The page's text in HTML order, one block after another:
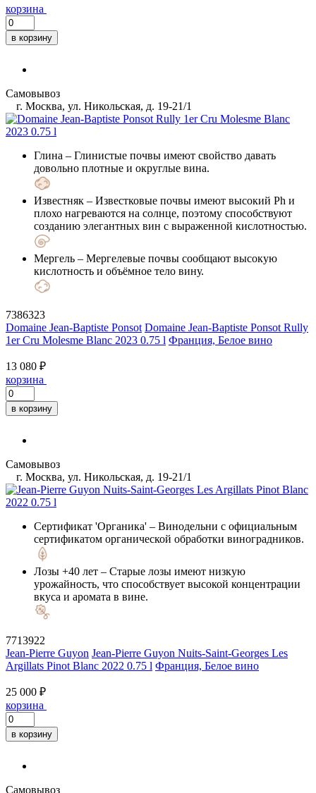
корзина
в корзину
Самовывоз
г. Москва, ул. Никольская, д. 19-21/1
Глина – Глинистые почвы имеют свойство давать
довольно плотные и округлые вина.
Известняк – Известковые почвы имеют высокий Ph и
плохо нагреваются на солнце, поэтому способствуют
созданию элегантных вин с выраженной кислотностью.
Мергель – Мергелевые почвы сообщают высокую
кислотность и объёмное тело вину.
7386323
Domaine Jean-Baptiste Ponsot Domaine Jean-Baptiste Ponsot Rully
1er Cru Molesme Blanc 2023 0.75 l Франция, Белое вино
13 080 ₽
корзина
в корзину
Самовывоз
г. Москва, ул. Никольская, д. 19-21/1
Сертификат 'Органика' – Винодельни с официальным
сертификатом органической обработки виноградников.
Лозы +40 лет – Старые лозы имеют низкую
урожайность, что способствует высокой концентрации
вкуса и аромата в вине.
7713922
Jean-Pierre Guyon Jean-Pierre Guyon Nuits-Saint-Georges Les
Argillats Pinot Blanc 2022 0.75 l Франция, Белое вино
25 000 ₽
корзина
в корзину
Самовывоз